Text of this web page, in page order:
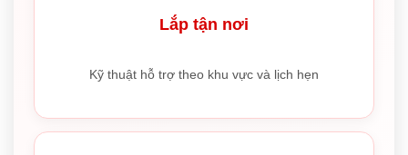
Lắp tận nơi
Kỹ thuật hỗ trợ theo khu vực và lịch hẹn